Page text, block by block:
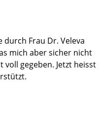
durch Frau Dr. Veleva
mich aber sicher nicht
gegeben. Jetzt heisst